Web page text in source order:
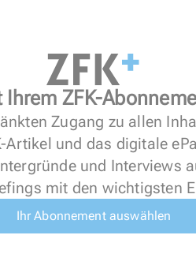
ZFK-
Zugang zu allen
und das digitale
und Interviews
mit den wichtigsten
Ihr Abonnement auswählen